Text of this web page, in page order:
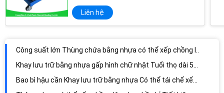
PP mạnh
Liên hệ
Công suất lớn Thùng chứa bằng nhựa có thể xếp chồng lên nhau Vận chuyển Vòng quay Lưu trữ Không trượt